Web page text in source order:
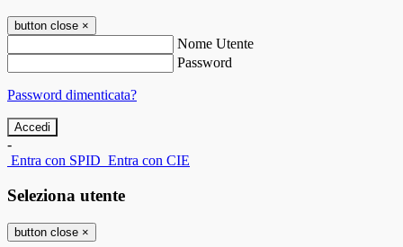
button close ×
Nome Utente
Password
Password dimenticata?
-
Entra con SPID Entra con CIE
Seleziona utente
button close ×